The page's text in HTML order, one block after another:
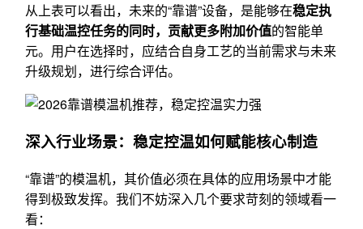
从上表可以看出，未来的“靠谱”设备，是能够在稳定执
行基础温控任务的同时，贡献更多附加价值的智能单
元。用户在选择时，应结合自身工艺的当前需求与未来
升级规划，进行综合评估。
深入行业场景：稳定控温如何赋能核心制造
“靠谱”的模温机，其价值必须在具体的应用场景中才能
得到极致发挥。我们不妨深入几个要求苛刻的领域看一
看：